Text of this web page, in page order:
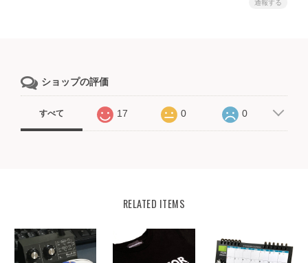
通報する
ショップの評価
すべて 17 0 0
RELATED ITEMS